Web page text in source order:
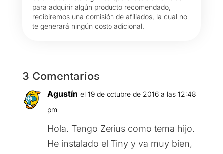
para adquirir algún producto recomendado,
recibiremos una comisión de afiliados, la cual no
te generará ningún costo adicional.
3 Comentarios
Agustín el 19 de octubre de 2016 a las 12:48
pm
Hola. Tengo Zerius como tema hijo.
He instalado el Tiny y va muy bien,